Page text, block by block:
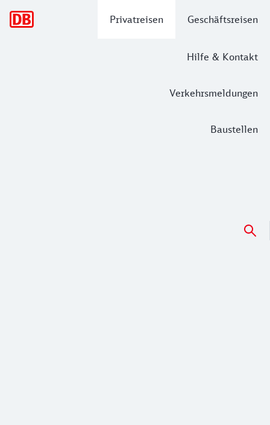
Privatreisen Geschäftsreisen
Hilfe & Kontakt
Verkehrsmeldungen
Baustellen